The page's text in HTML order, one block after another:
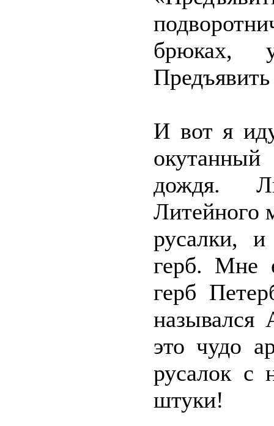
брюках,
И вот я
дождя.
Литейного
русалки,
герб. Мне
герб
назывался
это чудо
русалок с
штуки!